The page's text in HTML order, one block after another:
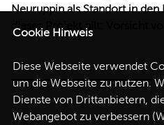
Neuruppin als Standort in
dieses Projekt gilt: Vorsicht
Cookie Hinweis
Diese Webseite verwendet
um die Webseite zu nutzen.
Dienste von Drittanbietern,
Webangebot zu verbessern